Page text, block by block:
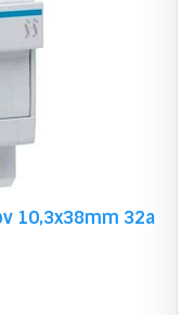
10,3x38mm 32a